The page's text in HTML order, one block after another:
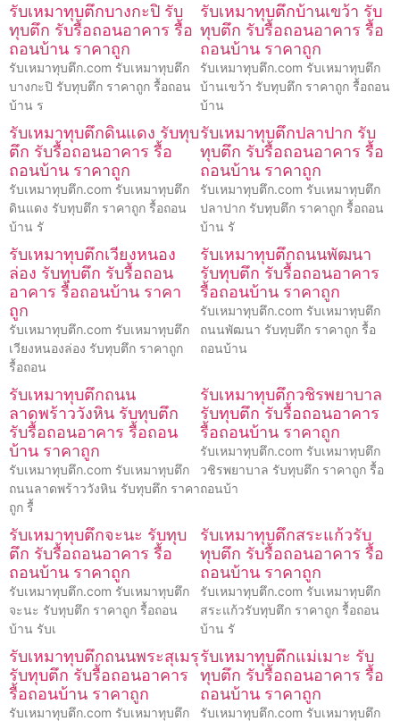
รับเหมาทุบตึกบางกะปิ รับ
ทุบตึก รับรื้อถอนอาคาร รื้อ
ถอนบ้าน ราคาถูก
รับเหมาทุบตึก.com รับเหมาทุบตึก
บางกะปิ รับทุบตึก ราคาถูก รื้อถอน
บ้าน ร
รับเหมาทุบตึกบ้านเขว้า รับ
ทุบตึก รับรื้อถอนอาคาร รื้อ
ถอนบ้าน ราคาถูก
รับเหมาทุบตึก.com รับเหมาทุบตึก
บ้านเขว้า รับทุบตึก ราคาถูก รื้อถอน
บ้าน
รับเหมาทุบตึกดินแดง รับทุบ
ตึก รับรื้อถอนอาคาร รื้อ
ถอนบ้าน ราคาถูก
รับเหมาทุบตึก.com รับเหมาทุบตึก
ดินแดง รับทุบตึก ราคาถูก รื้อถอน
บ้าน รั
รับเหมาทุบตึกปลาปาก รับ
ทุบตึก รับรื้อถอนอาคาร รื้อ
ถอนบ้าน ราคาถูก
รับเหมาทุบตึก.com รับเหมาทุบตึก
ปลาปาก รับทุบตึก ราคาถูก รื้อถอน
บ้าน รั
รับเหมาทุบตึกเวียงหนอง
ล่อง รับทุบตึก รับรื้อถอน
อาคาร รื้อถอนบ้าน ราคา
ถูก
รับเหมาทุบตึก.com รับเหมาทุบตึก
เวียงหนองล่อง รับทุบตึก ราคาถูก
รื้อถอน
รับเหมาทุบตึกถนนพัฒนา
รับทุบตึก รับรื้อถอนอาคาร
รื้อถอนบ้าน ราคาถูก
รับเหมาทุบตึก.com รับเหมาทุบตึก
ถนนพัฒนา รับทุบตึก ราคาถูก รื้อ
ถอนบ้าน
รับเหมาทุบตึกถนน
ลาดพร้าววังหิน รับทุบตึก
รับรื้อถอนอาคาร รื้อถอน
บ้าน ราคาถูก
รับเหมาทุบตึก.com รับเหมาทุบตึก
ถนนลาดพร้าววังหิน รับทุบตึก ราคา
ถูก รื้
รับเหมาทุบตึกวชิรพยาบาล
รับทุบตึก รับรื้อถอนอาคาร
รื้อถอนบ้าน ราคาถูก
รับเหมาทุบตึก.com รับเหมาทุบตึก
วชิรพยาบาล รับทุบตึก ราคาถูก รื้อ
ถอนบ้า
รับเหมาทุบตึกจะนะ รับทุบ
ตึก รับรื้อถอนอาคาร รื้อ
ถอนบ้าน ราคาถูก
รับเหมาทุบตึก.com รับเหมาทุบตึก
จะนะ รับทุบตึก ราคาถูก รื้อถอน
บ้าน รับเ
รับเหมาทุบตึกสระแก้วรับ
ทุบตึก รับรื้อถอนอาคาร รื้อ
ถอนบ้าน ราคาถูก
รับเหมาทุบตึก.com รับเหมาทุบตึก
สระแก้วรับทุบตึก ราคาถูก รื้อถอน
บ้าน รั
รับเหมาทุบตึกถนนพระสุเมรุ
รับทุบตึก รับรื้อถอนอาคาร
รื้อถอนบ้าน ราคาถูก
รับเหมาทุบตึก.com รับเหมาทุบตึก
รับเหมาทุบตึกแม่เมาะ รับ
ทุบตึก รับรื้อถอนอาคาร รื้อ
ถอนบ้าน ราคาถูก
รับเหมาทุบตึก.com รับเหมาทุบตึก